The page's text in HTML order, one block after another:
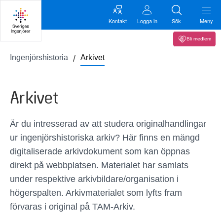
Kontakt Logga in Sök Meny
Bli medlem
Ingenjörshistoria Arkivet
Arkivet
Är du intresserad av att studera originalhandlingar
ur ingenjörshistoriska arkiv? Här finns en mängd
digitaliserade arkivdokument som kan öppnas
direkt på webbplatsen. Materialet har samlats
under respektive arkivbildare/organisation i
högerspalten. Arkivmaterialet som lyfts fram
förvaras i original på TAM-Arkiv.